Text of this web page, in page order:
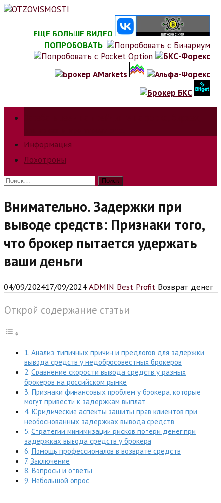
Skip
ЕЩЕ БОЛЬШЕ ВИДЕО
ПОПРОБОВАТЬ
Информация
Лохотроны
Найти:
Внимательно. Задержки при
выводе средств: Признаки того,
что брокер пытается удержать
ваши деньги
04/09/202417/09/2024ADMIN Best Profit Возврат денег
Открой содержание статьи
Анализ типичных причин и предлогов для задержки
вывода средств у недобросовестных брокеров
Сравнение скорости вывода средств у разных
брокеров на российском рынке
Признаки финансовых проблем у брокера, которые
могут привести к задержкам выплат
Юридические аспекты защиты прав клиентов при
необоснованных задержках вывода средств
Стратегии минимизации рисков потери денег при
задержках вывода средств у брокера
Помощь профессионалов в возврате средств
Заключение
Вопросы и ответы
Небольшой опрос